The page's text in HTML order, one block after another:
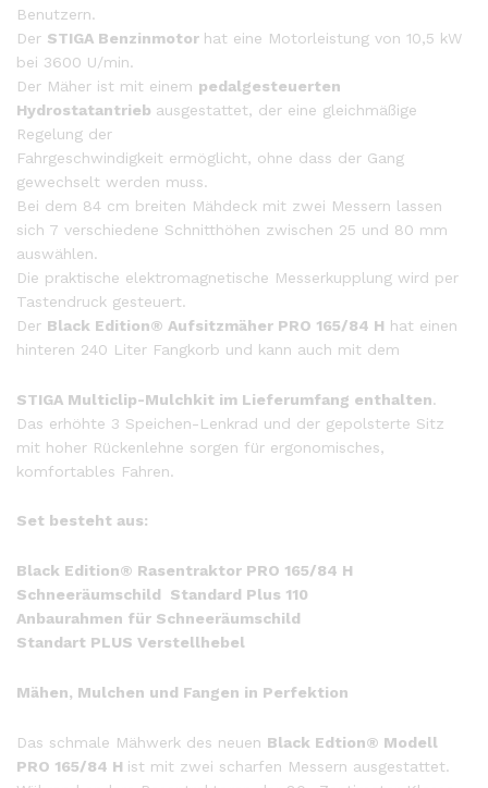
Benutzern.
Der STIGA Benzinmotor hat eine Motorleistung von 10,5 kW
bei 3600 U/min.
Der Mäher ist mit einem pedalgesteuerten
Hydrostatantrieb ausgestattet, der eine gleichmäßige
Regelung der
Fahrgeschwindigkeit ermöglicht, ohne dass der Gang
gewechselt werden muss.
Bei dem 84 cm breiten Mähdeck mit zwei Messern lassen
sich 7 verschiedene Schnitthöhen zwischen 25 und 80 mm
auswählen.
Die praktische elektromagnetische Messerkupplung wird per
Tastendruck gesteuert.
Der Black Edition® Aufsitzmäher PRO 165/84 H hat einen
hinteren 240 Liter Fangkorb und kann auch mit dem
STIGA Multiclip-Mulchkit im Lieferumfang enthalten.
Das erhöhte 3 Speichen-Lenkrad und der gepolsterte Sitz
mit hoher Rückenlehne sorgen für ergonomisches,
komfortables Fahren.
Set besteht aus:
Black Edition® Rasentraktor PRO 165/84 H
Schneeräumschild Standard Plus 110
Anbaurahmen für Schneeräumschild
Standart PLUS Verstellhebel
Mähen, Mulchen und Fangen in Perfektion
Das schmale Mähwerk des neuen Black Edtion® Modell
PRO 165/84 H ist mit zwei scharfen Messern ausgestattet.